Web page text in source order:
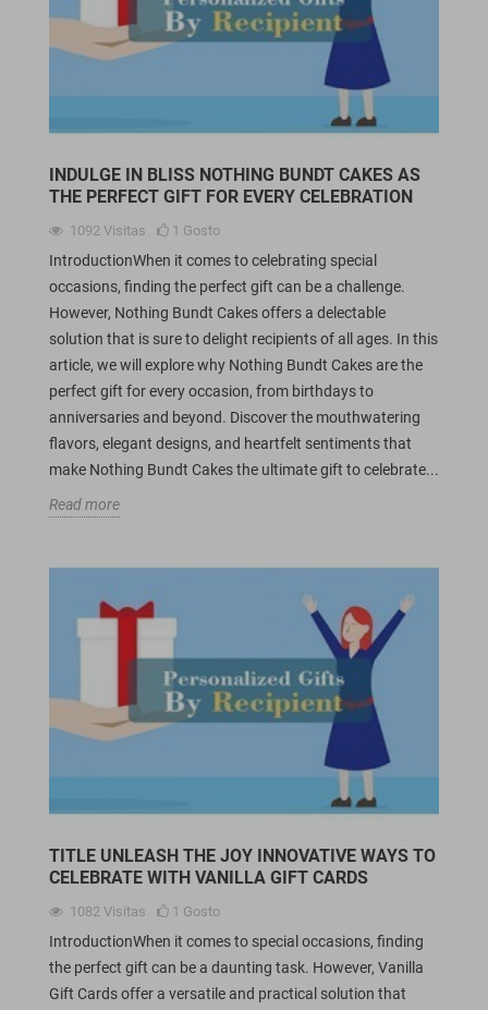
INDULGE IN BLISS NOTHING BUNDT CAKES AS
THE PERFECT GIFT FOR EVERY CELEBRATION
1092 Visitas 1 Gosto
IntroductionWhen it comes to celebrating special
occasions, finding the perfect gift can be a challenge.
However, Nothing Bundt Cakes offers a delectable
solution that is sure to delight recipients of all ages. In this
article, we will explore why Nothing Bundt Cakes are the
perfect gift for every occasion, from birthdays to
anniversaries and beyond. Discover the mouthwatering
flavors, elegant designs, and heartfelt sentiments that
make Nothing Bundt Cakes the ultimate gift to celebrate...
Read more
TITLE UNLEASH THE JOY INNOVATIVE WAYS TO
CELEBRATE WITH VANILLA GIFT CARDS
1082 Visitas 1 Gosto
IntroductionWhen it comes to special occasions, finding
the perfect gift can be a daunting task. However, Vanilla
Gift Cards offer a versatile and practical solution that